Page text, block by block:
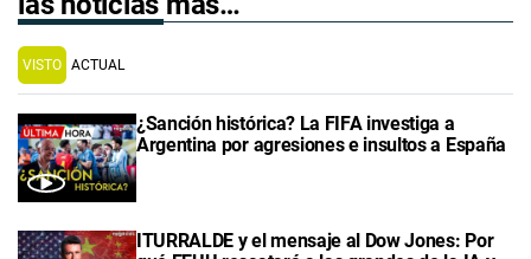
VISTO ACTUAL
¿Sanción histórica? La FIFA investiga a
Argentina por agresiones e insultos a España
ITURRALDE y el mensaje al Dow Jones: Por